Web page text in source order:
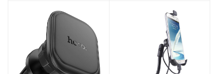
18.08.2026
В наличии в пункте
самовывоза
Нет
В наличии в пункте